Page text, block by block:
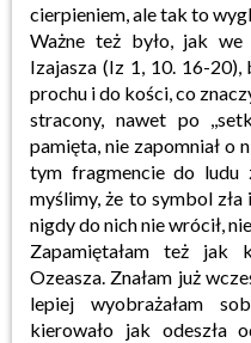
cierpieniem, ale tak to
Ważne też było, jak
Izajasza (Iz 1, 10. 16-
prochu i do kości, co
stracony, nawet po
pamięta, nie zapomniał o
tym fragmencie do ludu
myślimy, że to symbol
nigdy do nich nie wrócił,
Zapamiętałam też jak
Ozeasza. Znałam już
lepiej wyobrażałam
kierowało jak odeszła